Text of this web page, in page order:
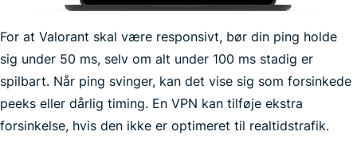
For at Valorant skal være responsivt, bør din ping holde
sig under 50 ms, selv om alt under 100 ms stadig er
spilbart. Når ping svinger, kan det vise sig som forsinkede
peeks eller dårlig timing. En VPN kan tilføje ekstra
forsinkelse, hvis den ikke er optimeret til realtidstrafik.
internetudbyder sænke hastigheden